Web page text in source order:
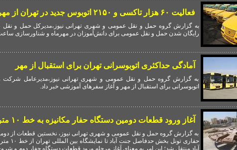
فعالیت ۶۰ هزار تاکسی و ۲۱۵۰ اتوبوس جدید در تهران از مهر
به گزارش گروه حمل و نقل عمومی و شهری تهرانی نیوز،مدیرکل حمل و
رایگان شدن حمل و نقل عمومی برای دانش‌آموزان در مهرماه و شناورسازی ساعت
آمادگی حداکثری اتوبوسرانی تهران برای استقبال از مهر
به گزارش گروه حمل و نقل عمومی و شهری تهرانی نیوز،مدیرعامل شرکت
اتوبوسرانی برای استقبال از مهر و آغاز سفرهای آموزشی خبر داد.
آغاز ورود قطعات دومین دستگاه حفار مکانیزه به خط ۱۰ مترو تهران
به گزارش گروه حمل و نقل عمومی و شهری تهرانی نیوز، نخستین قطعات از
حفاری
آباد منتقل شد؛ این امر به معنای آغاز مرحله ورود قطعات دستگاه حفار دوم و